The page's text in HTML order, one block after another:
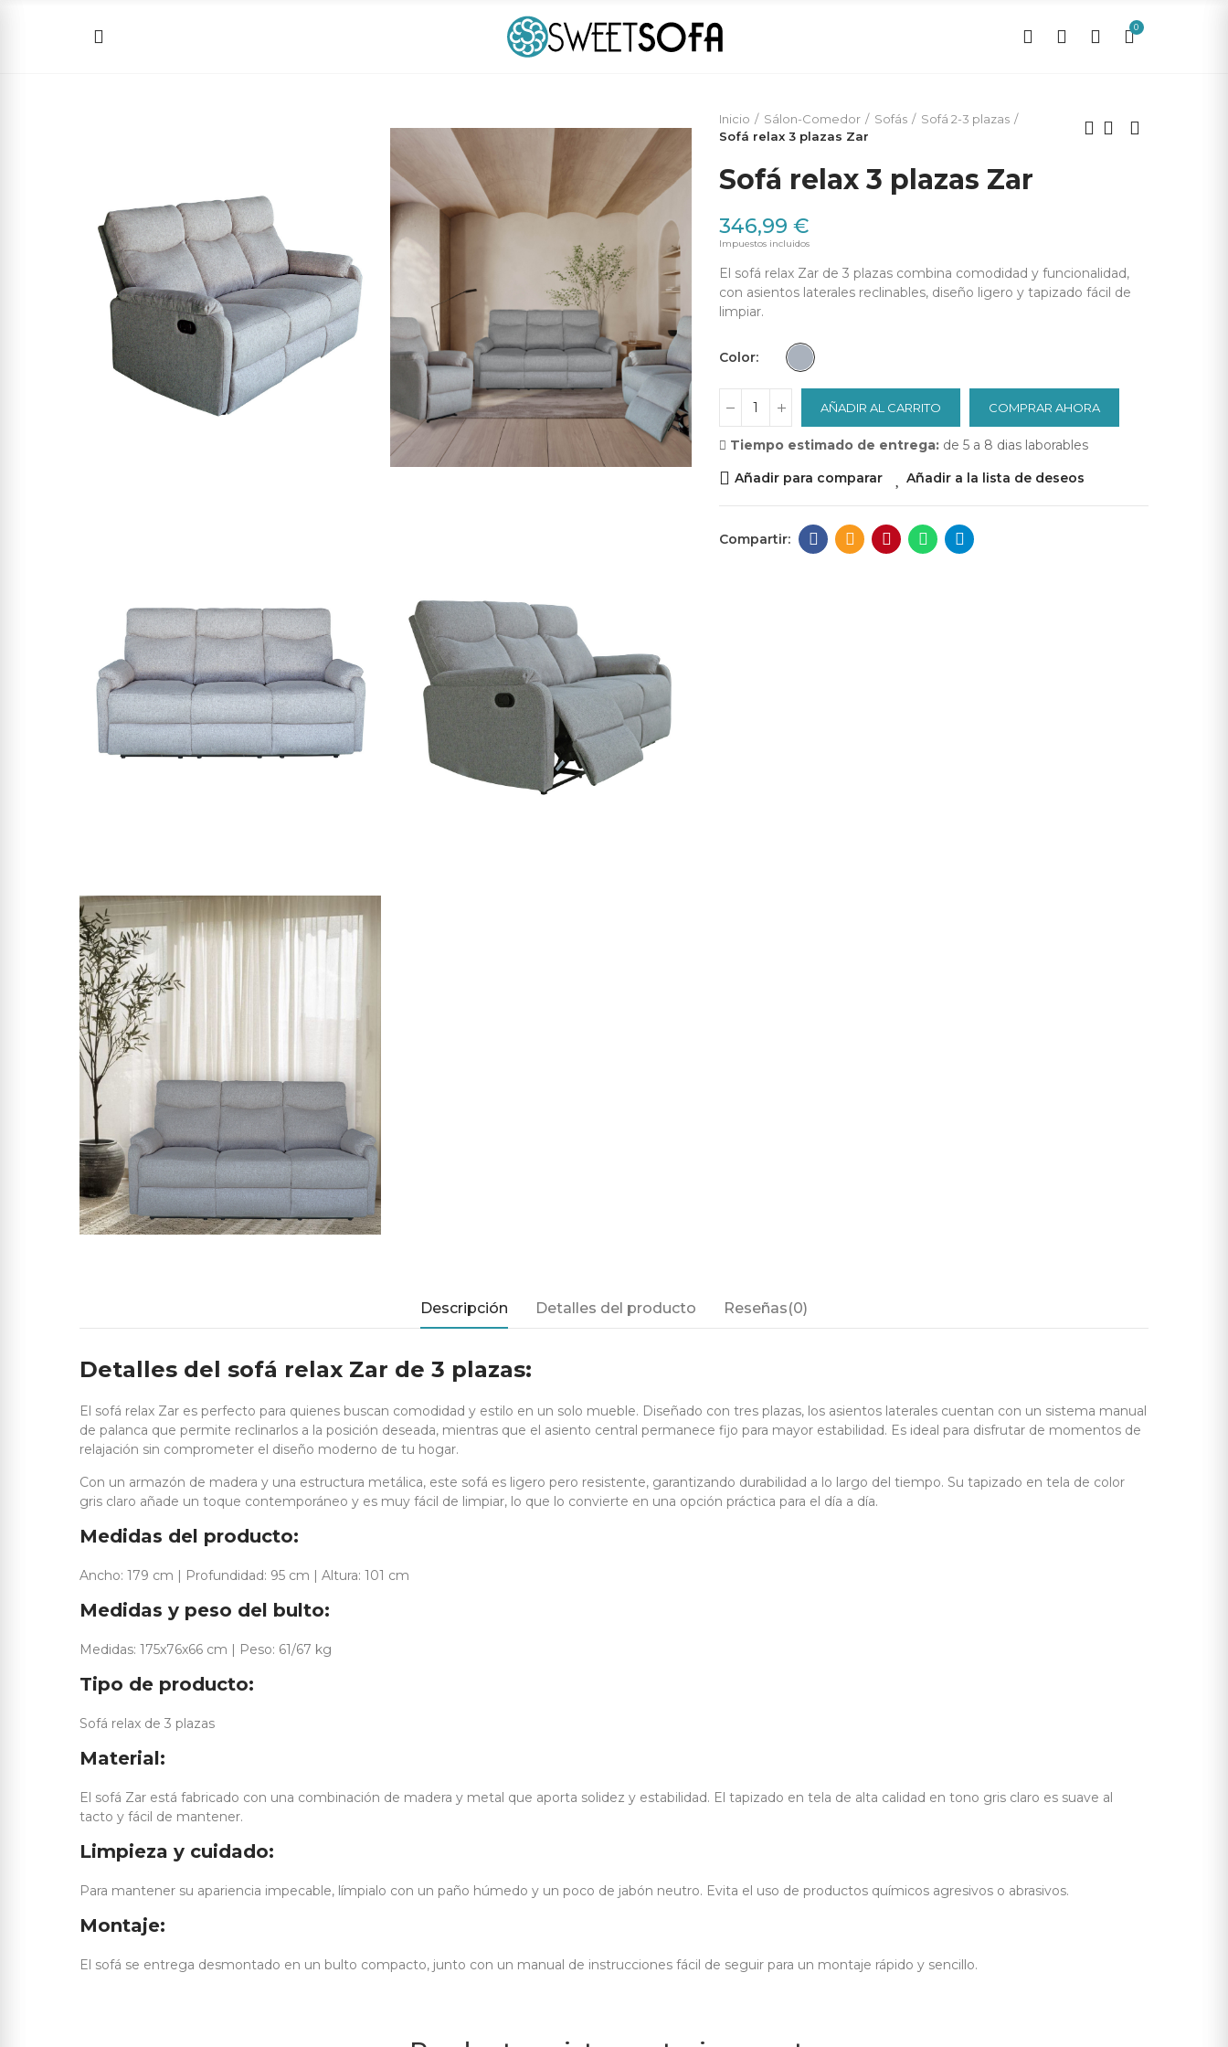
0
Inicio Sálon-Comedor Sofás
Sofá 2-3 plazas
Sofá relax 3 plazas Zar
Sofá relax 3 plazas Zar
346,99 €
Impuestos incluidos
El sofá relax Zar de 3 plazas combina comodidad y funcionalidad,
con asientos laterales reclinables, diseño ligero y tapizado fácil de
limpiar.
Color
AÑADIR AL CARRITO COMPRAR AHORA
Tiempo estimado de entrega: de 5 a 8 dias laborables
Añadir para comparar
Añadir a la lista de deseos
Descripción Detalles del producto Reseñas(0)
Detalles del sofá relax Zar de 3 plazas:
El sofá relax Zar es perfecto para quienes buscan comodidad y estilo en un solo mueble. Diseñado con tres plazas, los asientos laterales cuentan con un sistema manual
de palanca que permite reclinarlos a la posición deseada, mientras que el asiento central permanece fijo para mayor estabilidad. Es ideal para disfrutar de momentos de
relajación sin comprometer el diseño moderno de tu hogar.
Con un armazón de madera y una estructura metálica, este sofá es ligero pero resistente, garantizando durabilidad a lo largo del tiempo. Su tapizado en tela de color
gris claro añade un toque contemporáneo y es muy fácil de limpiar, lo que lo convierte en una opción práctica para el día a día.
Medidas del producto:
Ancho: 179 cm | Profundidad: 95 cm | Altura: 101 cm
Medidas y peso del bulto:
Medidas: 175x76x66 cm | Peso: 61/67 kg
Tipo de producto:
Sofá relax de 3 plazas
Material:
El sofá Zar está fabricado con una combinación de madera y metal que aporta solidez y estabilidad. El tapizado en tela de alta calidad en tono gris claro es suave al
tacto y fácil de mantener.
Limpieza y cuidado:
Para mantener su apariencia impecable, límpialo con un paño húmedo y un poco de jabón neutro. Evita el uso de productos químicos agresivos o abrasivos.
Montaje:
El sofá se entrega desmontado en un bulto compacto, junto con un manual de instrucciones fácil de seguir para un montaje rápido y sencillo.